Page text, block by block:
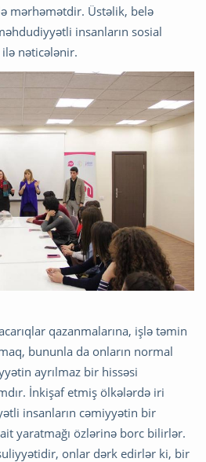
mərhəmətdir. Üstəlik, belə
insanların sosial
nəticələnir.
qazanmalarına, işlə təmin
bununla da onların normal
ayrılmaz bir hissəsi
İnkişaf etmiş ölkələrdə iri
insanların cəmiyyətin bir
yaratmağı özlərinə borc bilirlər.
onlar dərk edirlər ki, bir